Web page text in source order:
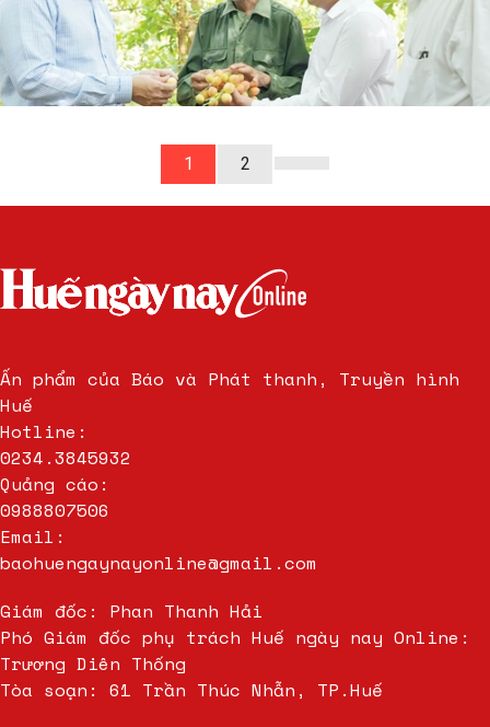
1 2
Ấn phẩm của Báo và Phát thanh, Truyền hình
Huế
Hotline:
0234.3845932
Quảng cáo:
0988807506
Email:
baohuengaynayonline@gmail.com
Giám đốc: Phan Thanh Hải
Phó Giám đốc phụ trách Huế ngày nay Online:
Trương Diên Thống
Tòa soạn: 61 Trần Thúc Nhẫn, TP.Huế